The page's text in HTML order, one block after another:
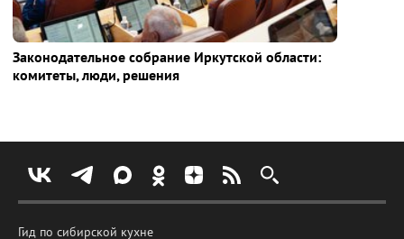
Законодательное собрание Иркутской области:
комитеты, люди, решения
Гид по сибирской кухне